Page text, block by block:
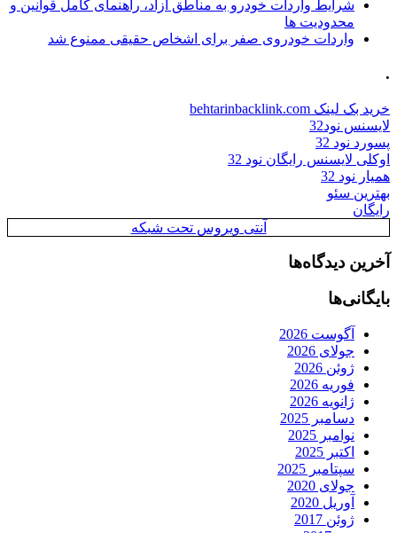
شرایط واردات خودرو به مناطق آزاد، راهنمای کامل قوانین و
محدودیت ها
واردات خودروی صفر برای اشخاص حقیقی ممنوع شد
.
خرید بک لینک behtarinbacklink.com
لایسنس نود32
پسورد نود 32
اوکلی لایسنس رایگان نود 32
همیار نود 32
بهترین سئو
رایگان
آنتی ویروس تحت شبکه
آخرین دیدگاه‌ها
بایگانی‌ها
آگوست 2026
جولای 2026
ژوئن 2026
فوریه 2026
ژانویه 2026
دسامبر 2025
نوامبر 2025
اکتبر 2025
سپتامبر 2025
جولای 2020
آوریل 2020
ژوئن 2017